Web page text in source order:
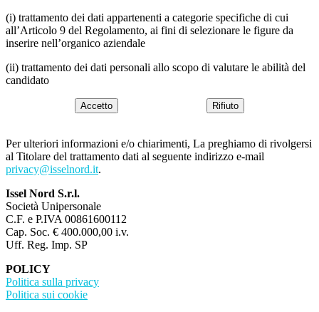
(i) trattamento dei dati appartenenti a categorie specifiche di cui
all’Articolo 9 del Regolamento, ai fini di selezionare le figure da
inserire nell’organico aziendale
(ii) trattamento dei dati personali allo scopo di valutare le abilità del
candidato
Accetto Rifiuto
Per ulteriori informazioni e/o chiarimenti, La preghiamo di rivolgersi
al Titolare del trattamento dati al seguente indirizzo e-mail
privacy@isselnord.it.
Issel Nord S.r.l.
Società Unipersonale
C.F. e P.IVA 00861600112
Cap. Soc. € 400.000,00 i.v.
Uff. Reg. Imp. SP
POLICY
Politica sulla privacy
Politica sui cookie